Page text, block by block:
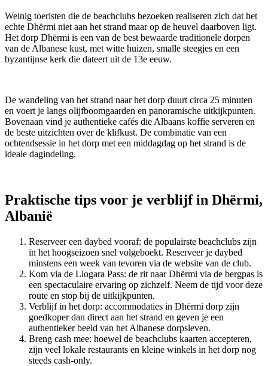
Weinig toeristen die de beachclubs bezoeken realiseren zich dat het
echte Dhërmi niet aan het strand maar op de heuvel daarboven ligt.
Het dorp Dhërmi is een van de best bewaarde traditionele dorpen
van de Albanese kust, met witte huizen, smalle steegjes en een
byzantijnse kerk die dateert uit de 13e eeuw.
De wandeling van het strand naar het dorp duurt circa 25 minuten
en voert je langs olijfboomgaarden en panoramische uitkijkpunten.
Bovenaan vind je authentieke cafés die Albaans koffie serveren en
de beste uitzichten over de klifkust. De combinatie van een
ochtendsessie in het dorp met een middagdag op het strand is de
ideale dagindeling.
Praktische tips voor je verblijf in Dhërmi,
Albanië
Reserveer een daybed vooraf: de populairste beachclubs zijn
in het hoogseizoen snel volgeboekt. Reserveer je daybed
minstens een week van tevoren via de website van de club.
Kom via de Llogara Pass: de rit naar Dhërmi via de bergpas is
een spectaculaire ervaring op zichzelf. Neem de tijd voor deze
route en stop bij de uitkijkpunten.
Verblijf in het dorp: accommodaties in Dhërmi dorp zijn
goedkoper dan direct aan het strand en geven je een
authentieker beeld van het Albanese dorpsleven.
Breng cash mee: hoewel de beachclubs kaarten accepteren,
zijn veel lokale restaurants en kleine winkels in het dorp nog
steeds cash-only.